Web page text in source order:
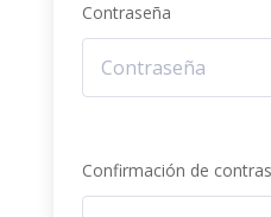
Contraseña
Confirmación de